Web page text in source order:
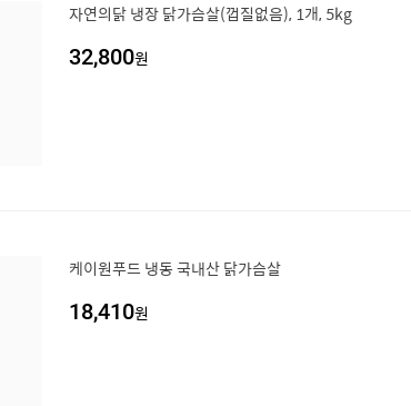
자연의닭 냉장 닭가슴살(껍질없음), 1개, 5kg
32,800원
케이원푸드 냉동 국내산 닭가슴살
18,410원